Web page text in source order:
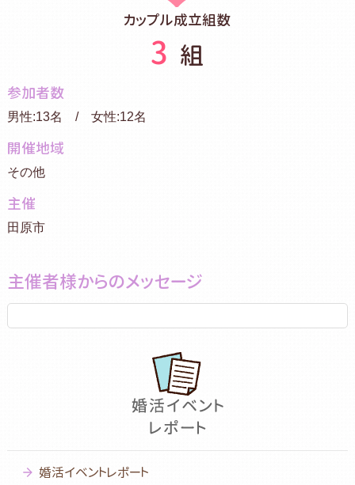
カップル成立組数
3 組
参加者数
男性:13名 / 女性:12名
開催地域
その他
主催
田原市
主催者様からのメッセージ
婚活イベントレポート